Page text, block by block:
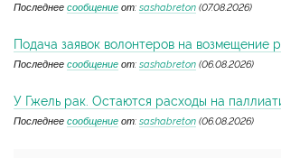
Последнее сообщение от: sashabreton (07.08.2026)
Подача заявок волонтеров на возмещение
Последнее сообщение от: sashabreton (06.08.2026)
У Гжель рак. Остаются расходы на
Последнее сообщение от: sashabreton (06.08.2026)